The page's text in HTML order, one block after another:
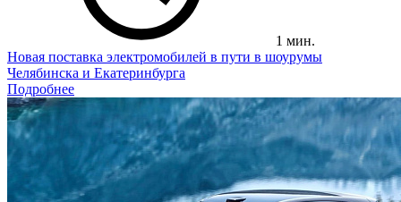
1 мин.
Новая поставка электромобилей в пути в шоурумы
Челябинска и Екатеринбурга
Подробнее